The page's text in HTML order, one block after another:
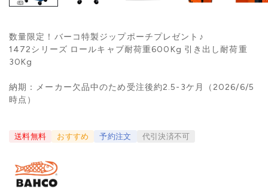
数量限定！バーコ特製ジップポーチプレゼント♪
1472シリーズ ロールキャブ耐荷重600Kg 引き出し耐荷重
30Kg
納期：メーカー欠品中のため受注後約2.5-3ケ月（2026/6/5
時点）
送料無料 おすすめ 予約注文 代引決済不可